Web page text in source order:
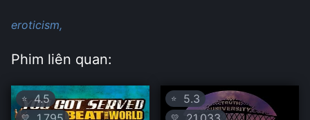
eroticism,
Phim liên quan:
⭐ 4.5
💛
⭐ 5.3
💛